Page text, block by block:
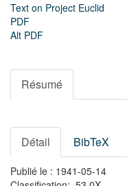
Text on Project Euclid
PDF
Alt PDF
Résumé
Détail BibTeX
Publié le : 1941-05-14